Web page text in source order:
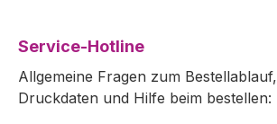
Service-Hotline
Allgemeine Fragen zum Bestellablauf,
Druckdaten und Hilfe beim bestellen: